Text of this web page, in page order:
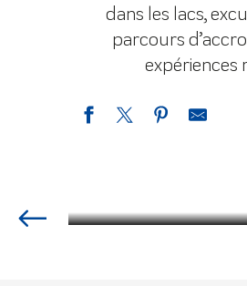
dans les lacs,
parcours
expériences